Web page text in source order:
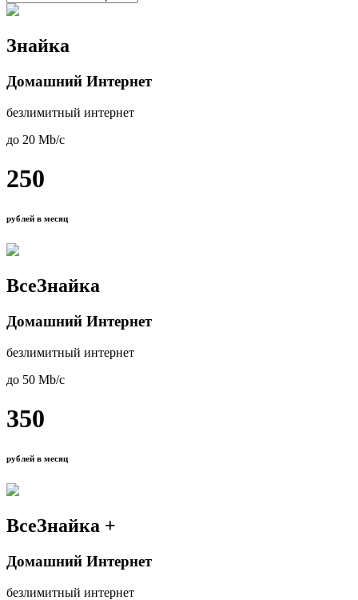
Знайка
Домашний Интернет
безлимитный интернет
до 20 Mb/с
250
рублей в месяц
ВсеЗнайка
Домашний Интернет
безлимитный интернет
до 50 Mb/с
350
рублей в месяц
ВсеЗнайка +
Домашний Интернет
безлимитный интернет